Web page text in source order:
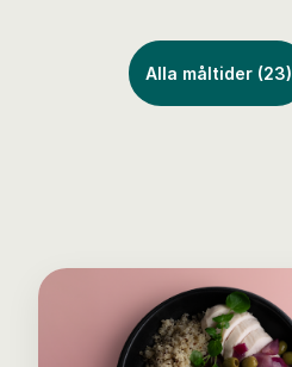
Alla måltider (23)